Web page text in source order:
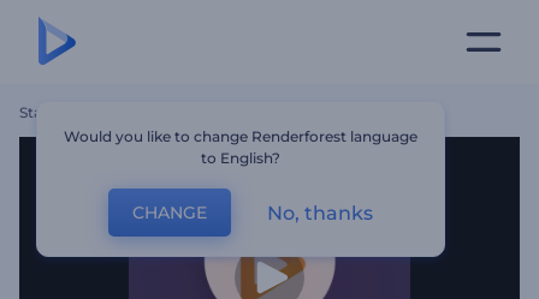
Startseite
Would you like to change Renderforest language
to English?
CHANGE No, thanks